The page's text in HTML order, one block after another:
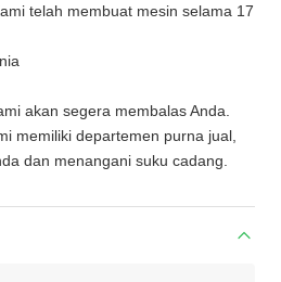
telah membuat mesin selama 17
akan segera membalas Anda.
memiliki departemen purna jual,
dan menangani suku cadang.